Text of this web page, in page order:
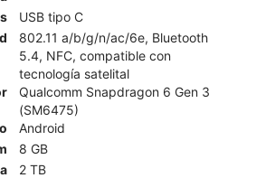
USB tipo C
802.11 a/b/g/n/ac/6e, Bluetooth
5.4, NFC, compatible con
tecnología satelital
Qualcomm Snapdragon 6 Gen 3
(SM6475)
Android
8 GB
2 TB